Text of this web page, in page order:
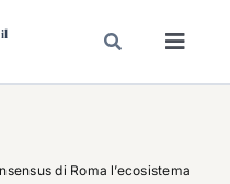
di Roma l’ecosistema